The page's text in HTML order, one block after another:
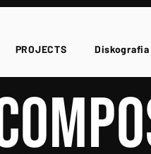
PROJECTS Diskografia